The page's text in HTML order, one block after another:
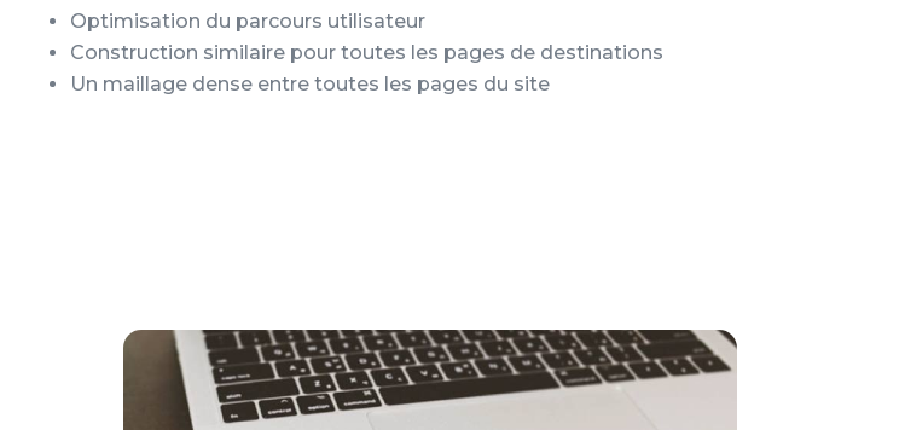
Optimisation du parcours utilisateur
Construction similaire pour toutes les pages de destinations
Un maillage dense entre toutes les pages du site